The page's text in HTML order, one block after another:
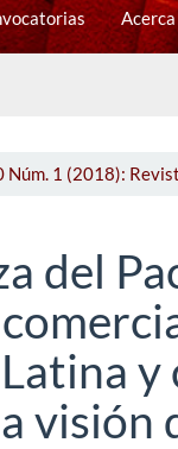
Núm. 1 (2018):
del
visión